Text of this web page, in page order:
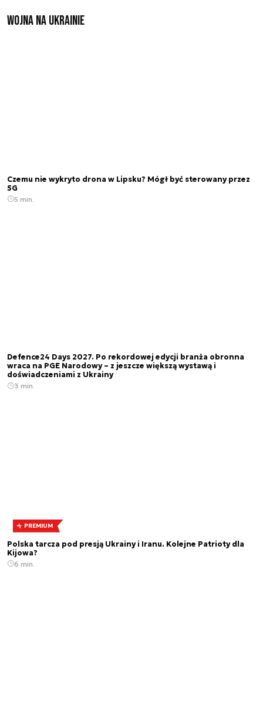
Wojna na Ukrainie
Czemu nie wykryto drona w Lipsku? Mógł być sterowany przez
5G
5 min.
Defence24 Days 2027. Po rekordowej edycji branża obronna
wraca na PGE Narodowy – z jeszcze większą wystawą i
doświadczeniami z Ukrainy
3 min.
PREMIUM
Polska tarcza pod presją Ukrainy i Iranu. Kolejne Patrioty dla
Kijowa?
6 min.